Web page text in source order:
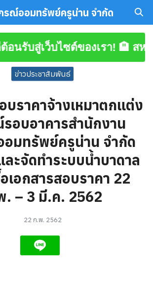
รณ์ออมทรัพย์ครูน่าน จำกัด
รับสู่เว็บไซต์ของเรา! 🏨 สหกร
ข่าวประชาสัมพันธ์
บราคาจ้างเหมาตกแต่ง
อบอาคารสำนักงาน
มทรัพย์ครูน่าน จำกัด
ละจัดทำระบบน้ำบาดาล
เอกสารสอบราคา 22
. – 3 มี.ค. 2562
22 ก.พ. 2562